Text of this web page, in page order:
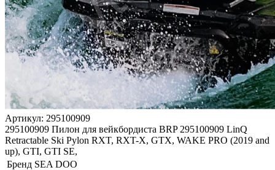
Артикул: 295100909
295100909 Пилон для вейкбордиста BRP 295100909 LinQ
Retractable Ski Pylon RXT, RXT-X, GTX, WAKE PRO (2019 and
up), GTI, GTI SE,
Бренд SEA DOO